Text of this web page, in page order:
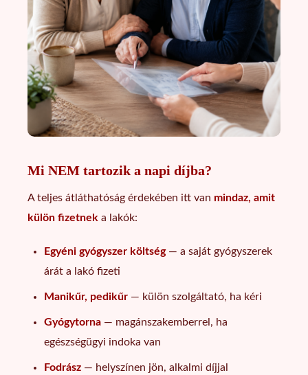
Mi NEM tartozik a napi díjba?
A teljes átláthatóság érdekében itt van mindaz, amit
külön fizetnek a lakók:
Egyéni gyógyszer költség— a saját gyógyszerek
árát a lakó fizeti
Manikűr, pedikűr — külön szolgáltató, ha kéri
Gyógytorna — magánszakemberrel, ha
egészségügyi indoka van
Fodrász — helyszínen jön, alkalmi díjjal